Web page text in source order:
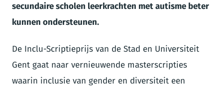
secundaire scholen leerkrachten met autisme beter
kunnen ondersteunen.
De Inclu-Scriptieprijs van de Stad en Universiteit
Gent gaat naar vernieuwende masterscripties
waarin inclusie van gender en diversiteit een